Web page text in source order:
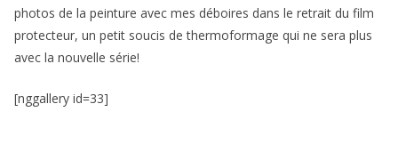
photos de la peinture avec mes déboires dans le retrait du film
protecteur, un petit soucis de thermoformage qui ne sera plus
avec la nouvelle série!
[nggallery id=33]